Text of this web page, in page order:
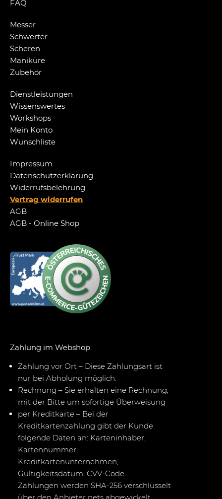
FAQ
Messer
Schwerter
Scheren
Maniküre
Zubehör
Dienstleistungen
Wissenswertes
Workshops
Mein Konto
Wunschliste
Impressum
Datenschutzerklärung
Widerrufsbelehrung
Vertrag widerrufen
AGB
AGB - Online Shop
Zahlung im Webshop
Zahlung vor Ort – Diese Zahlungsart ist
nur bei Abholung möglich.
Rechnung – Sie erhalten eine Rechnung,
mit der Bitte um sofortige Überweisung
per Kreditkarte – Bei der
Kreditkartenzahlung gibt der Kunde
folgende Daten an: Karteninhaber,
Kartennummer,
Kreditkartenunternehmen,
Gültigkeitsdatum, CVV-Code.
Zahlungen werden SHA-256 verschlüsselt